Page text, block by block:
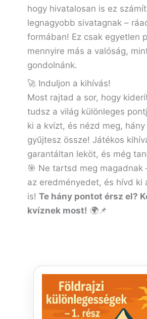
hogy hivatalosan is ez
legnagyobb sivatagnak –
formában! Ez csak egyetlen
mennyire más a valóság,
gondolnánk.
🚀 Induljon a kihívás!
Most rajtad a sor, hogy
tudsz a világ különleges
ki a kvízt, és nézd meg,
gyűjtesz össze! Játékos
garantáltan leköt, és még
🎯 Ne tartsd meg magadnak
az eredményedet, és hívd ki
is! Te hány pontot érsz el?
kvíznek most! 🌍📌